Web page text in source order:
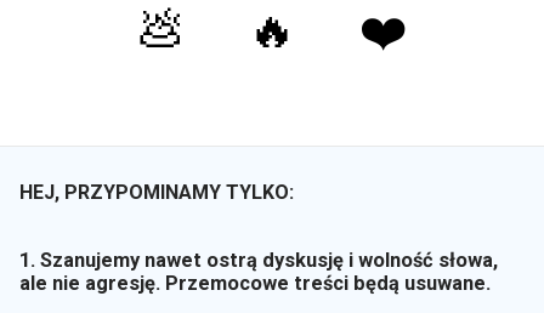
💩 🔥 ❤️
HEJ, PRZYPOMINAMY TYLKO:
1. Szanujemy nawet ostrą dyskusję i wolność słowa,
ale nie agresję. Przemocowe treści będą usuwane.